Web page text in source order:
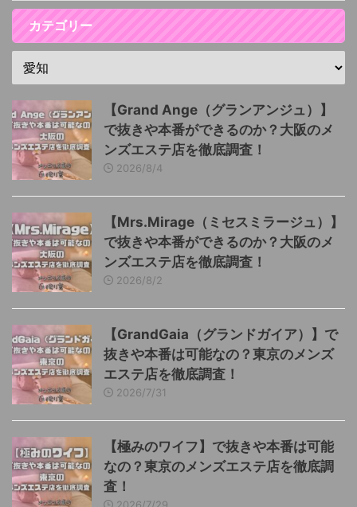
カテゴリー
【Grand Ange（グランアンジュ）】
で抜きや本番ができるのか？大阪のメ
ンズエステ店を徹底調査！
2026/8/4
【Mrs.Mirage（ミセスミラージュ）】
で抜きや本番ができるのか？大阪のメ
ンズエステ店を徹底調査！
2026/8/2
【GrandGaia（グランドガイア）】で
抜きや本番は可能なの？東京のメンズ
エステ店を徹底調査！
2026/7/31
【極みのワイフ】で抜きや本番は可能
なの？東京のメンズエステ店を徹底調
査！